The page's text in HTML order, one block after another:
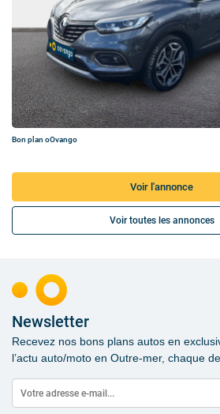
Bon plan oOvango
Voir l'annonce
Voir toutes les annonces
Newsletter
Recevez nos bons plans autos en
l’actu auto/moto en Outre-mer, chaque